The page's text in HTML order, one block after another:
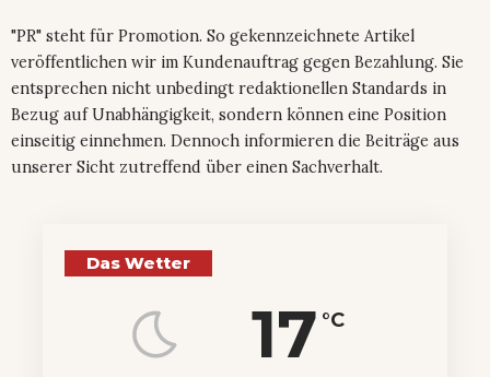
"PR" steht für Promotion. So gekennzeichnete Artikel
veröffentlichen wir im Kundenauftrag gegen Bezahlung. Sie
entsprechen nicht unbedingt redaktionellen Standards in
Bezug auf Unabhängigkeit, sondern können eine Position
einseitig einnehmen. Dennoch informieren die Beiträge aus
unserer Sicht zutreffend über einen Sachverhalt.
Das Wetter
17 °C